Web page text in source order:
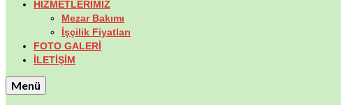
HİZMETLERİMİZ
Mezar Bakımı
İşçilik Fiyatları
FOTO GALERİ
İLETİŞİM
Menü